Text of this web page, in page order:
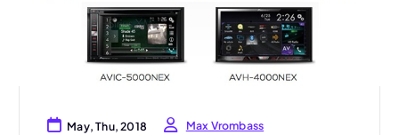
May, Thu, 2018 Max Vrombass